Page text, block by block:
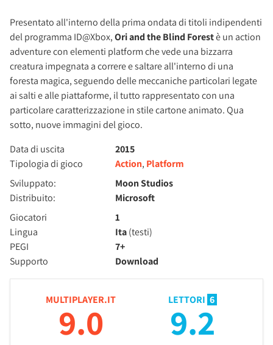
Presentato all'interno della prima ondata di titoli indipendenti
del programma ID@Xbox,Ori and the Blind Forestè un action
adventure con elementi platform che vede una bizzarra
creatura impegnata a correre e saltare all'interno di una
foresta magica, seguendo delle meccaniche particolari legate
ai salti e alle piattaforme, il tutto rappresentato con una
particolare caratterizzazione in stile cartone animato. Qua
sotto, nuove immagini del gioco.
Data di uscita
2015
Tipologia di gioco
Action, Platform
Sviluppato:
Moon Studios
Distribuito:
Microsoft
Giocatori
1
Lingua
Ita(testi)
PEGI
7+
Supporto
Download
MULTIPLAYER.IT
9.0
LETTORI 6
9.2